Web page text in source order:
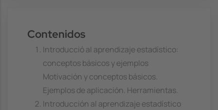
Contenidos
Introducció al aprendizaje estadístico:
conceptos básicos y ejemplos
Motivación y conceptos básicos.
Ejemplos de aplicación. Herramientas.
Introducción al aprendizaje estadístico